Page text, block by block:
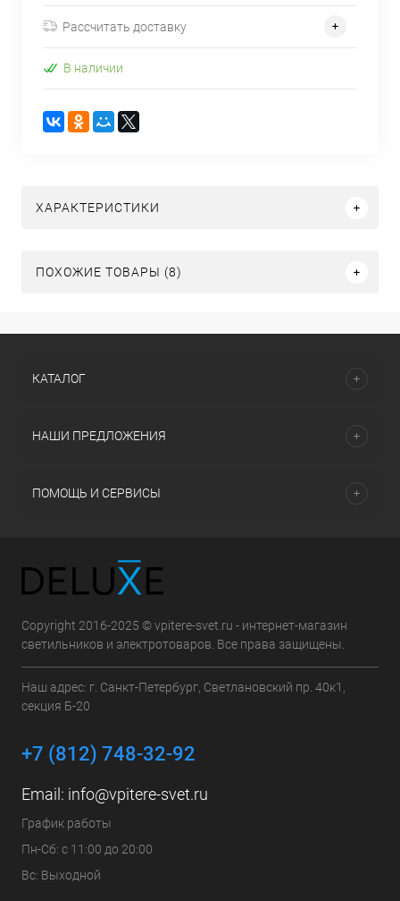
Рассчитать доставку
В наличии
ХАРАКТЕРИСТИКИ
ПОХОЖИЕ ТОВАРЫ (8)
КАТАЛОГ
НАШИ ПРЕДЛОЖЕНИЯ
ПОМОЩЬ И СЕРВИСЫ
Copyright 2016-2025 © vpitere-svet.ru - интернет-магазин
светильников и электротоваров. Все права защищены.
Наш адрес: г. Санкт-Петербург, Светлановский пр. 40к1,
секция Б-20
+7 (812) 748-32-92
Email: info@vpitere-svet.ru
График работы
Пн-Сб: с 11:00 до 20:00
Вс: Выходной